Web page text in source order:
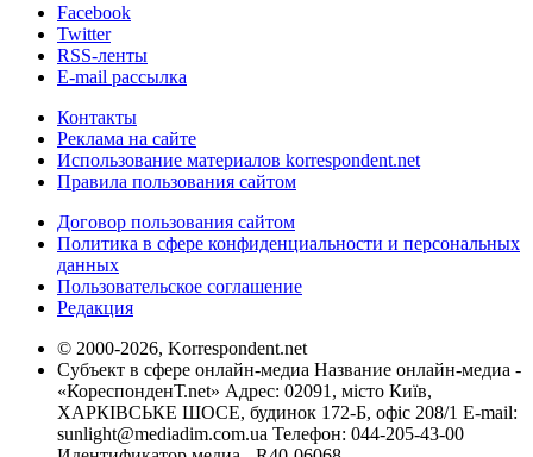
Facebook
Twitter
RSS-ленты
E-mail рассылка
Контакты
Реклама на сайте
Использование материалов korrespondent.net
Правила пользования сайтом
Договор пользования сайтом
Политика в сфере конфиденциальности и персональных
данных
Пользовательское соглашение
Редакция
© 2000-2026, Korrespondent.net
Субъект в сфере онлайн-медиа Название онлайн-медиа -
«КореспонденТ.net» Адрес: 02091, місто Київ,
ХАРКІВСЬКЕ ШОСЕ, будинок 172-Б, офіс 208/1 E-mail:
sunlight@mediadim.com.ua Телефон: 044-205-43-00